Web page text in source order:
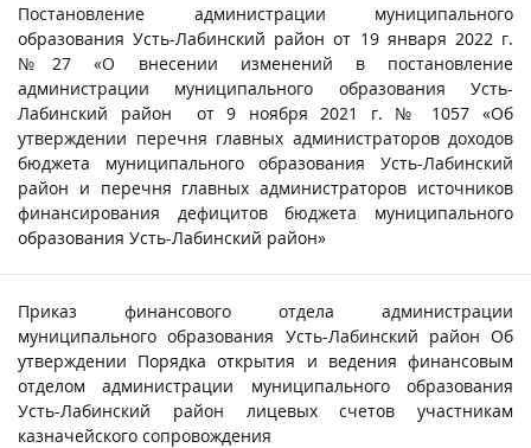
Постановление администрации муниципального
образования Усть-Лабинский район от 19 января 2022 г.
№27 «О внесении изменений в постановление
администрации муниципального образования Усть-
Лабинский район от 9 ноября 2021 г. № 1057 «Об
утверждении перечня главных администраторов доходов
бюджета муниципального образования Усть-Лабинский
район и перечня главных администраторов источников
финансирования дефицитов бюджета муниципального
образования Усть-Лабинский район»
Приказ финансового отдела администрации
муниципального образования Усть-Лабинский район Об
утверждении Порядка открытия и ведения финансовым
отделом администрации муниципального образования
Усть-Лабинский район лицевых счетов участникам
казначейского сопровождения